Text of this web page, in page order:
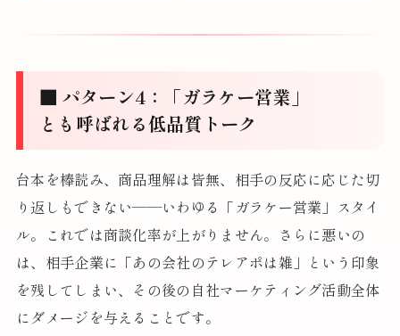
■ パターン4：「ガラケー営業」
とも呼ばれる低品質トーク
台本を棒読み、商品理解は皆無、相手の反応に応じた切
り返しもできない——いわゆる「ガラケー営業」スタイ
ル。これでは商談化率が上がりません。さらに悪いの
は、相手企業に「あの会社のテレアポは雑」という印象
を残してしまい、その後の自社マーケティング活動全体
にダメージを与えることです。